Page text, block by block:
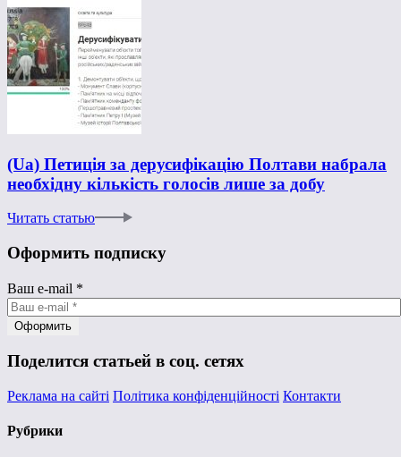
(Ua) Петиція за дерусифікацію Полтави набрала
необхідну кількість голосів лише за добу
Читать статью
Оформить подписку
Ваш e-mail *
Поделится статьей в соц. сетях
Реклама на сайті Політика конфіденційності Контакти
Рубрики